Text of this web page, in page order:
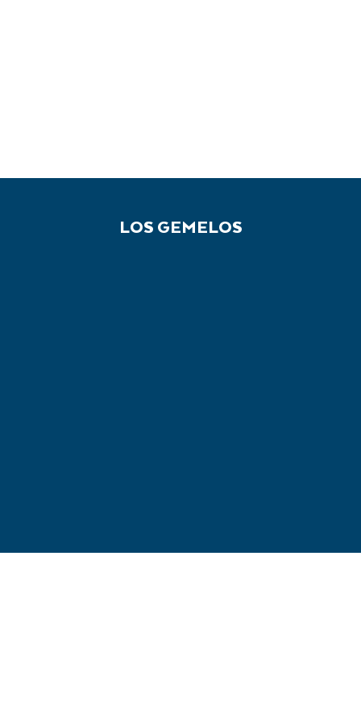
LOS GEMELOS